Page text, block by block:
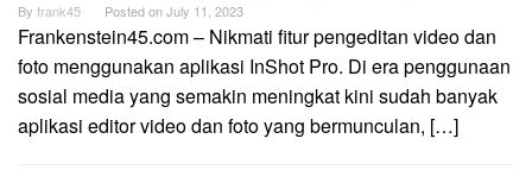
By frank45 Posted onJuly 11, 2023
Frankenstein45.com – Nikmati fitur pengeditan video dan
foto menggunakan aplikasi InShot Pro. Di era penggunaan
sosial media yang semakin meningkat kini sudah banyak
aplikasi editor video dan foto yang bermunculan, […]